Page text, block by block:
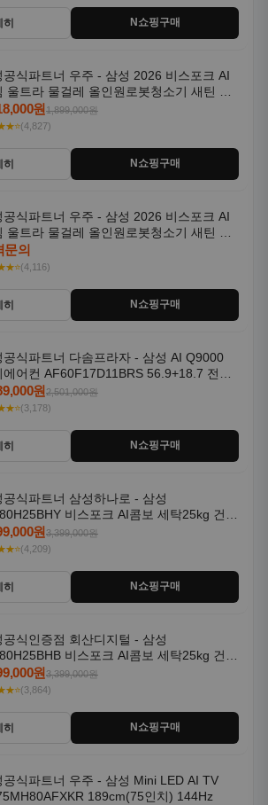
N쇼핑구매
공식파트너 우주 - 삼성 2026 비스포크 AI
울트라 물걸레 올인원로봇청소기 새틴 그
지 AAG
원1,899,000원
(4,827)
N쇼핑구매
공식파트너 우주 - 삼성 2026 비스포크 AI
울트라 물걸레 올인원로봇청소기 새틴 차
문의
(4,116)
N쇼핑구매
공식파트너 다솜프라자 - 삼성 AI Q9000
에어컨 AF60F17D11BRS 56.9+18.7 전국
설치포함
원2,501,000원
(3,178)
N쇼핑구매
공식파트너 삼성하나로 - 삼성
비스포크 AI콤보 세탁25kg 건조
26년형 일체형 1등급
원3,399,000원
(4,209)
N쇼핑구매
공식인증점 회산디지털 - 삼성
비스포크 AI콤보 세탁25kg 건조
26년형 일체형 1등급
원3,399,000원
(3,864)
N쇼핑구매
공식파트너 우주 - 삼성 Mini LED AI TV
189cm(75인치) 144Hz